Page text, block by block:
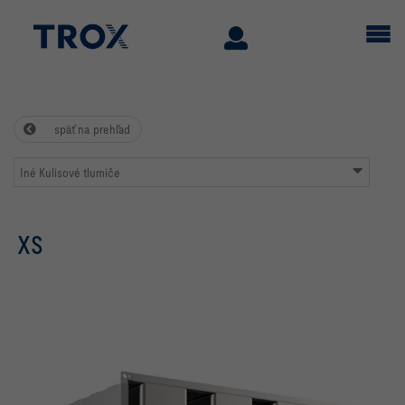
späť na prehľad
Iné Kulisové tlumiče
XS